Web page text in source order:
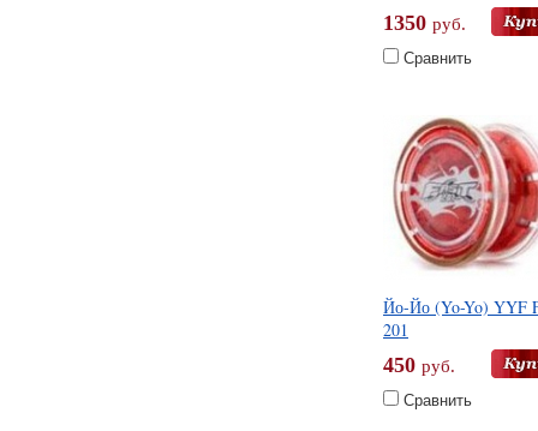
1350 руб.
Сравнить
Йо-Йо (Yo-Yo) YYF
201
450 руб.
Сравнить